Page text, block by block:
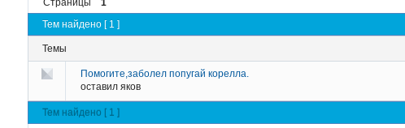
Тем найдено [ 1 ]
Темы
Помогите,заболел попугай корелла.
оставил яков
Тем найдено [ 1 ]